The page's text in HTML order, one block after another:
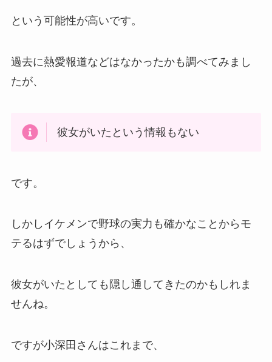
という可能性が高いです。
過去に熱愛報道などはなかったかも調べてみまし
たが、
彼女がいたという情報もない
です。
しかしイケメンで野球の実力も確かなことからモ
テるはずでしょうから、
彼女がいたとしても隠し通してきたのかもしれま
せんね。
ですが小深田さんはこれまで、